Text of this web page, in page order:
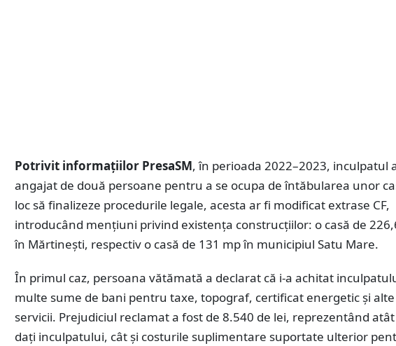
Potrivit informațiilor PresaSM, în perioada 2022–2023, inculpatul
angajat de două persoane pentru a se ocupa de întăbularea unor
loc să finalizeze procedurile legale, acesta ar fi modificat extrase CF,
introducând mențiuni privind existența construcțiilor: o casă de
în Mărtinești, respectiv o casă de 131 mp în municipiul Satu Mare.
În primul caz, persoana vătămată a declarat că i-a achitat
multe sume de bani pentru taxe, topograf, certificat energetic și alte
servicii. Prejudiciul reclamat a fost de 8.540 de lei, reprezentând
dați inculpatului, cât și costurile suplimentare suportate ulterior